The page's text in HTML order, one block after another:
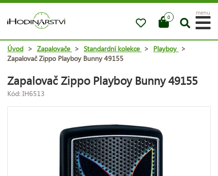
0
menu
Úvod > Zapalovače > Standardní kolekce > Playboy >
Zapalovač Zippo Playboy Bunny 49155
Zapalovač Zippo Playboy Bunny 49155
Kód: IH6513